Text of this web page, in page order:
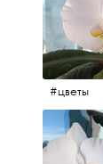
#цветы